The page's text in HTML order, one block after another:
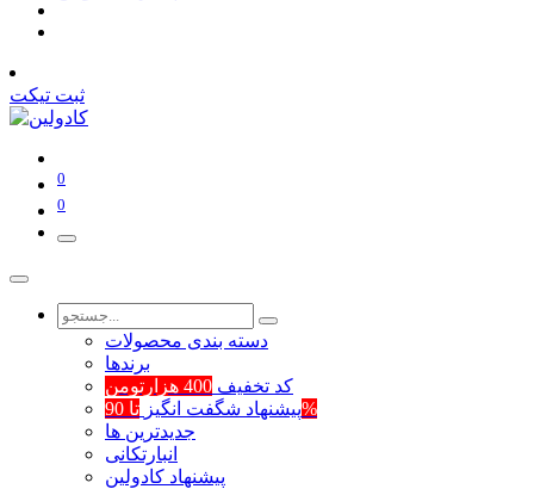
ثبت تیکت
0
0
دسته بندی محصولات
برند‌ها
کد تخفیف 400 هزارتومن
پیشنهاد شگفت انگیزتا 90%
جدیدترین ها
انبارتکانی
پیشنهاد کادولین